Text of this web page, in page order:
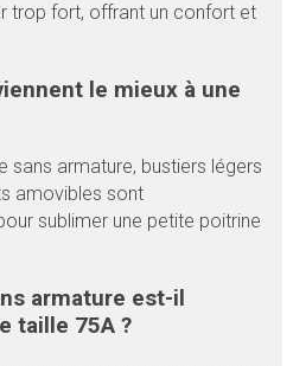
trop fort, offrant un confort et
le mieux à une
sans armature, bustiers légers
amovibles sont
sublimer une petite poitrine
armature est-il
taille 75A ?